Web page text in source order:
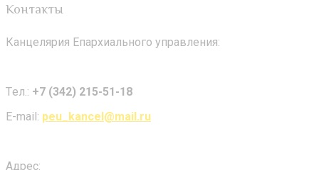
Контакты
Канцелярия Епархиального управления:
Tел.: +7 (342) 215-51-18
E-mail: peu_kancel@mail.ru
Адрес: